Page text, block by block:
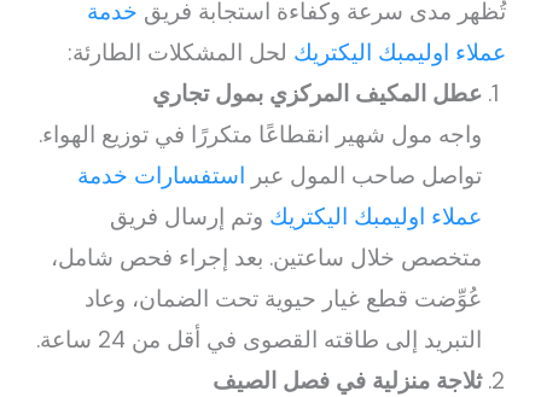
تُظهر مدى سرعة وكفاءة استجابة فريق خدمة
عملاء اوليمبك اليكتريك لحل المشكلات الطارئة:
عطل المكيف المركزي بمول تجاري
واجه مول شهير انقطاعًا متكررًا في توزيع الهواء.
تواصل صاحب المول عبر استفسارات خدمة
عملاء اوليمبك اليكتريك وتم إرسال فريق
متخصص خلال ساعتين. بعد إجراء فحص شامل،
عُوِّضت قطع غيار حيوية تحت الضمان، وعاد
التبريد إلى طاقته القصوى في أقل من 24 ساعة.
ثلاجة منزلية في فصل الصيف